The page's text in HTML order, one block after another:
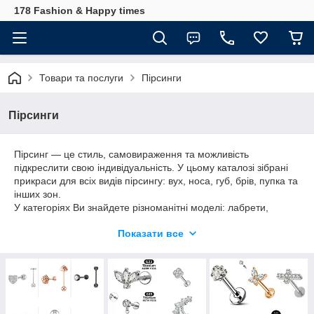
178 Fashion & Happy times
Товари та послуги Пірсинги
Пірсинги
Пірсинг — це стиль, самовираження та можливість
підкреслити свою індивідуальність. У цьому каталозі зібрані
прикраси для всіх видів пірсингу: вух, носа, губ, брів, пупка та
інших зон.
У категоріях Ви знайдете різноманітні моделі: лабрети,
Більшість виробів універсальні та підходять для різних типів
Пропоную Вам:
– вироби з якісних матеріалів, безпечних для шкіри (за умови
дотримання правил носіння)
– актуальні дизайни — від мінімалізму до яскравих акцентів
Показати все